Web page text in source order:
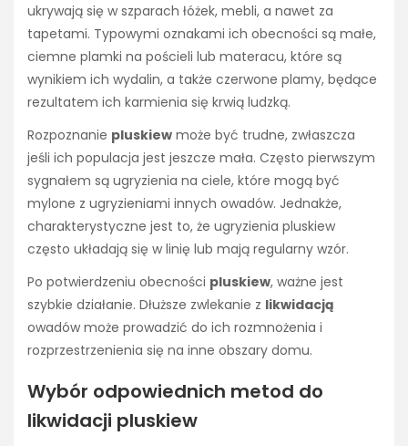
ukrywają się w szparach łóżek, mebli, a nawet za
tapetami. Typowymi oznakami ich obecności są małe,
ciemne plamki na pościeli lub materacu, które są
wynikiem ich wydalin, a także czerwone plamy, będące
rezultatem ich karmienia się krwią ludzką.
Rozpoznanie pluskiew może być trudne, zwłaszcza
jeśli ich populacja jest jeszcze mała. Często pierwszym
sygnałem są ugryzienia na ciele, które mogą być
mylone z ugryzieniami innych owadów. Jednakże,
charakterystyczne jest to, że ugryzienia pluskiew
często układają się w linię lub mają regularny wzór.
Po potwierdzeniu obecności pluskiew, ważne jest
szybkie działanie. Dłuższe zwlekanie z likwidacją
owadów może prowadzić do ich rozmnożenia i
rozprzestrzenienia się na inne obszary domu.
Wybór odpowiednich metod do
likwidacji pluskiew